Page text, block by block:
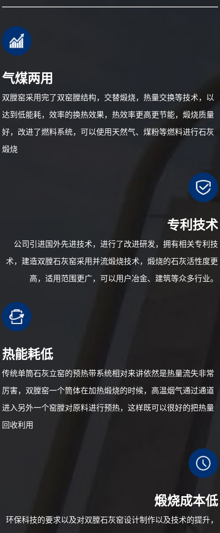
气煤两用
双膛窑采用完了双窑膛结构，交替煅烧，热量交换等技术，以
达到低能耗，效率的换热效果，热效率更高更节能，煅烧质量
好，改进了燃料系统，可以使用天然气、煤粉等燃料进行石灰
煅烧
专利技术
公司引进国外先进技术，进行了改进研发，拥有相关专利技
术，建造双膛石灰窑采用并流煅烧技术，煅烧的石灰活性度更
高，适用范围更广，可以用户冶金、建筑等众多行业。
热能耗低
传统单筒石灰立窑的预热带系统相对来讲依然是热量流失非常
厉害，双膛窑一个筒体在加热煅烧的时候，高温烟气通过通道
进入另外一个窑膛对原料进行预热，这样既可以很好的把热量
回收利用
煅烧成本低
环保科技的要求以及对双膛石灰窑设计制作以及技术的提升，